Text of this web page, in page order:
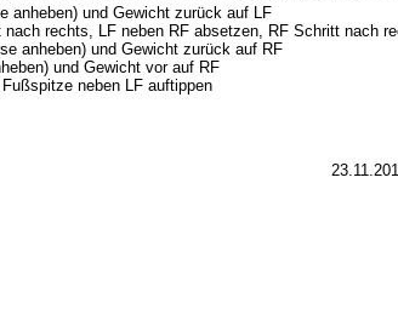
anheben) und Gewicht zurück auf LF
rechts, LF neben RF absetzen, RF Schritt nach
anheben) und Gewicht zurück auf RF
und Gewicht vor auf RF
neben LF auftippen